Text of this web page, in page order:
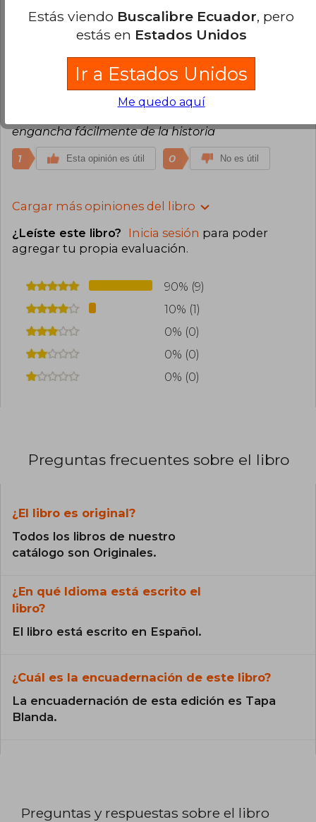
Esta opinión es útil 0 No es útil
Compra Verificada
La calidad del libro es buenísima, lo recomiendo y
engancha fácilmente de la historia
1 Esta opinión es útil 0 No es útil
Cargar más opiniones del libro
¿Leíste este libro? Inicia sesión para poder
agregar tu propia evaluación.
90% (9)
10% (1)
0% (0)
0% (0)
0% (0)
Preguntas frecuentes sobre el libro
¿El libro es original?
Todos los libros de nuestro
catálogo son Originales.
¿En qué Idioma está escrito el
libro?
El libro está escrito en Español.
¿Cuál es la encuadernación de este libro?
La encuadernación de esta edición es Tapa
Blanda.
Preguntas y respuestas sobre el libro
Estás viendo Buscalibre Ecuador, pero
estás en Estados Unidos
Ir a Estados Unidos
Me quedo aquí